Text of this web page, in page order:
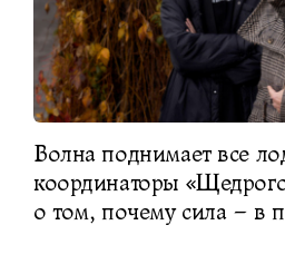
Волна поднимает все
координаторы
о том, почему сила – в